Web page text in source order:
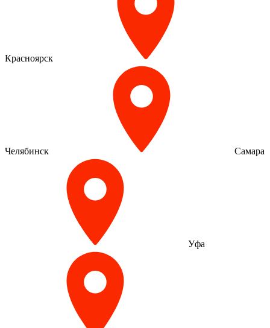
Красноярск
Челябинск Самара
Уфа